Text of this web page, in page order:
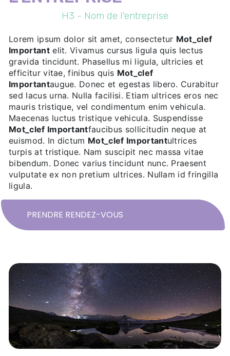
H3 - Nom de l'entreprise
Lorem ipsum dolor sit amet, consectetur Mot_clef
Importantelit. Vivamus cursus ligula quis lectus
gravida tincidunt. Phasellus mi ligula, ultricies et
efficitur vitae, finibus quis Mot_clef
Importantaugue. Donec et egestas libero. Curabitur
sed lacus urna. Nulla facilisi. Etiam ultrices eros nec
mauris tristique, vel condimentum enim vehicula.
Maecenas luctus tristique vehicula. Suspendisse
Mot_clef Importantfaucibus sollicitudin neque at
euismod. In dictum Mot_clef Importantultrices
turpis at tristique. Nam suscipit nec massa vitae
bibendum. Donec varius tincidunt nunc. Praesent
vulputate ex non pretium ultrices. Nullam id fringilla
ligula.
PRENDRE RENDEZ-VOUS